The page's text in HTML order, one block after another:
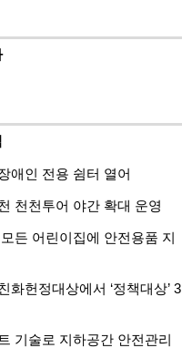
애인 전용 쉼터 열어
천천투어 야간 확대 운영
든 어린이집에 안전용품 지
화헌정대상에서 ‘정책대상’ 3
기술로 지하공간 안전관리